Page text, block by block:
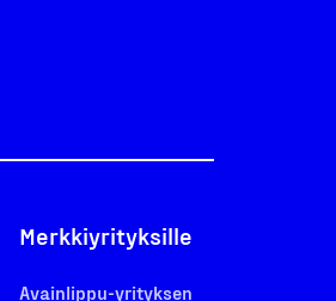
Merkkiyrityksille
Avainlippu-yrityksen